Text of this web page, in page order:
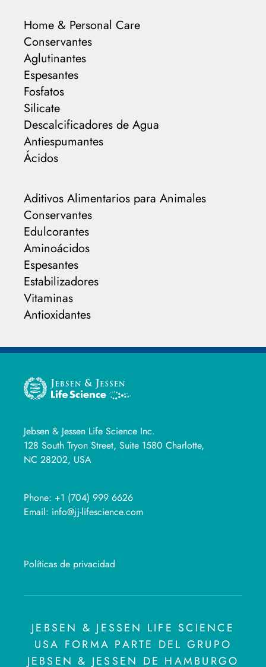
Home & Personal Care
Conservantes
Aglutinantes
Espesantes
Fosfatos
Silicate
Descalcificadores de Agua
Antiespumantes
Ácidos
Aditivos Alimentarios para Animales
Conservantes
Edulcorantes
Aminoácidos
Espesantes
Estabilizadores
Vitaminas
Antioxidantes
Jebsen & Jessen Life Science Inc.
128 South Tryon Street, Suite 1580 Charlotte,
NC 28202, USA
Phone: +1 (704) 999 6626
Email: info@jj-lifescience.com
Políticas de privacidad
JEBSEN & JESSEN LIFE SCIENCE
USA FORMA PARTE DEL GRUPO
JEBSEN & JESSEN DE HAMBURGO